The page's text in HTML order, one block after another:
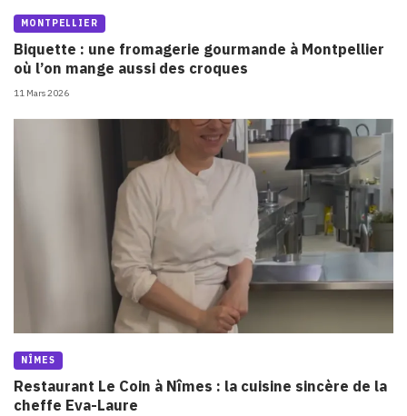
MONTPELLIER
Biquette : une fromagerie gourmande à Montpellier
où l’on mange aussi des croques
11 Mars 2026
NÎMES
Restaurant Le Coin à Nîmes : la cuisine sincère de la
cheffe Eva-Laure